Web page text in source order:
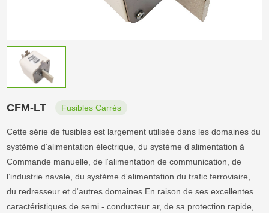
CFM-LT Fusibles Carrés
Cette série de fusibles est largement utilisée dans les domaines du
système d‘alimentation électrique, du système d‘alimentation à
Commande manuelle, de l‘alimentation de communication, de
l‘industrie navale, du système d‘alimentation du trafic ferroviaire,
du redresseur et d‘autres domaines.En raison de ses excellentes
caractéristiques de semi - conducteur ar, de sa protection rapide,